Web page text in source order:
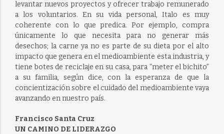
levantar nuevos proyectos y ofrecer trabajo remunerado
a los voluntarios. En su vida personal, Italo es muy
coherente con lo que predica. Por ejemplo, compra
únicamente lo que necesita para no generar más
desechos; la carne ya no es parte de su dieta por el alto
impacto que genera en el medioambiente esta industria, y
tiene botes de reciclaje en su casa, para “meter el bichito”
a su familia, según dice, con la esperanza de que la
concientización sobre el cuidado del medioambiente vaya
avanzando en nuestro país.
Francisco Santa Cruz
UN CAMINO DE LIDERAZGO